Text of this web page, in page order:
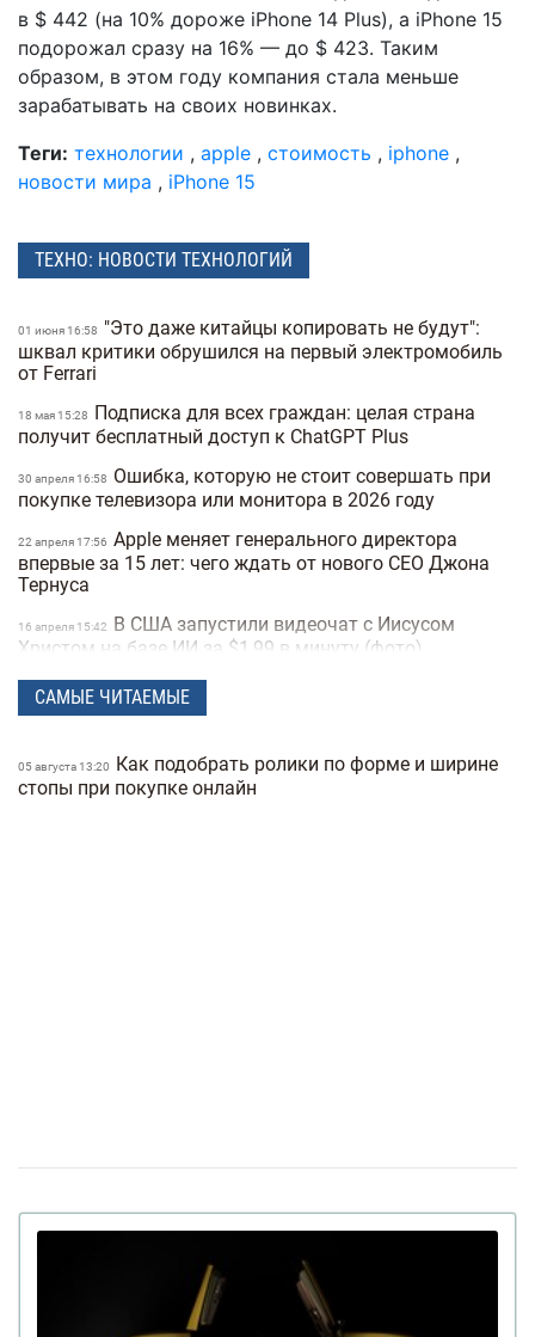
в $ 442 (на 10% дороже iPhone 14 Plus), а iPhone 15
подорожал сразу на 16% — до $ 423. Таким
образом, в этом году компания стала меньше
зарабатывать на своих новинках.
Теги: технологии , apple , стоимость , iphone ,
новости мира , iPhone 15
ТЕХНО: НОВОСТИ ТЕХНОЛОГИЙ
01 июня 16:58
"Это даже китайцы копировать не будут":
шквал критики обрушился на первый электромобиль
от Ferrari
18 мая 15:28
Подписка для всех граждан: целая страна
получит бесплатный доступ к ChatGPT Plus
30 апреля 16:58
Ошибка, которую не стоит совершать при
покупке телевизора или монитора в 2026 году
22 апреля 17:56 Apple меняет генерального директора
впервые за 15 лет: чего ждать от нового CEO Джона
Тернуса
16 апреля 15:42
В США запустили видеочат с Иисусом
Христом на базе ИИ за $1,99 в минуту (фото)
15 апреля 16:04 Meta создает ИИ-клона Марка Цукерберга
для общения с сотрудниками компании
возможного создателя биткоина
21 января 16:54
В Украине выставили на продажу
двухместный пассажирский дрон: цена и время полета
Apple интегрирует искусственный интеллект
Gemini в персонального помощника Siri за $1 млрд в
САМЫЕ ЧИТАЕМЫЕ
05 августа 13:20
Как подобрать ролики по форме и ширине
стопы при покупке онлайн